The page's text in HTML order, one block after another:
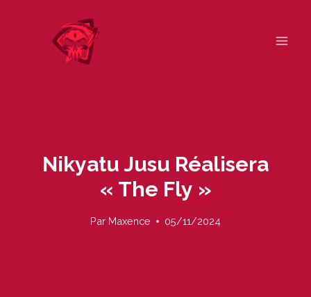
Nikyatu Jusu Réalisera
« The Fly »
Par Maxence 05/11/2024